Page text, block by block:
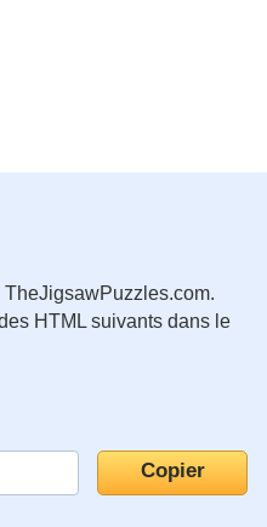
HTML suivants dans le